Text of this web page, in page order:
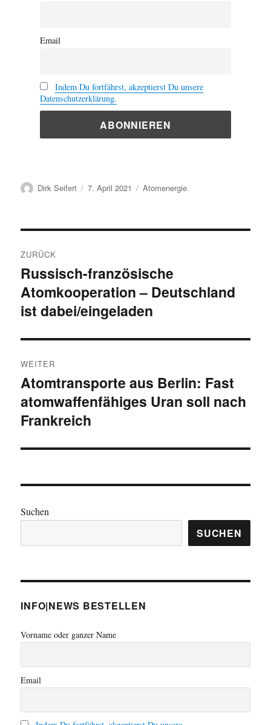
Email
Indem Du fortfährst, akzeptierst Du unsere
Datenschutzerklärung.
Autor
Dirk Seifert
Veröffentlicht
7. April 2021 Kategorien
Atomenergie
ZURÜCK
Vorheriger
Beitrag:
Russisch-französische
Atomkooperation – Deutschland
ist dabei/eingeladen
WEITER
Nächster
Beitrag:
Atomtransporte aus Berlin: Fast
atomwaffenfähiges Uran soll nach
Frankreich
Suchen
SUCHEN
INFO|NEWS BESTELLEN
Vorname oder ganzer Name
Email